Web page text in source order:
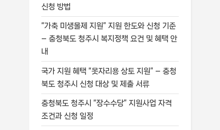
신청 방법
“가축 미생물제 지원” 지원 한도와 신청 기준
– 충청북도 청주시 복지정책 요건 및 혜택 안
내
국가 지원 혜택 “못자리용 상토 지원” – 충청
북도 청주시 신청 대상 및 제출 서류
충청북도 청주시 “장수수당” 지원사업 자격
조건과 신청 일정